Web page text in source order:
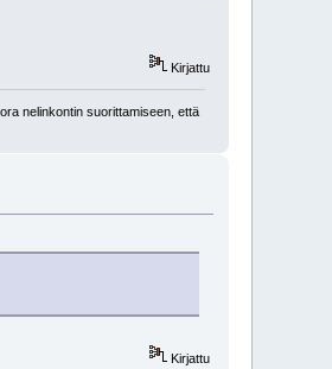
Kirjattu
nelinkontin suorittamiseen, että
Kirjattu